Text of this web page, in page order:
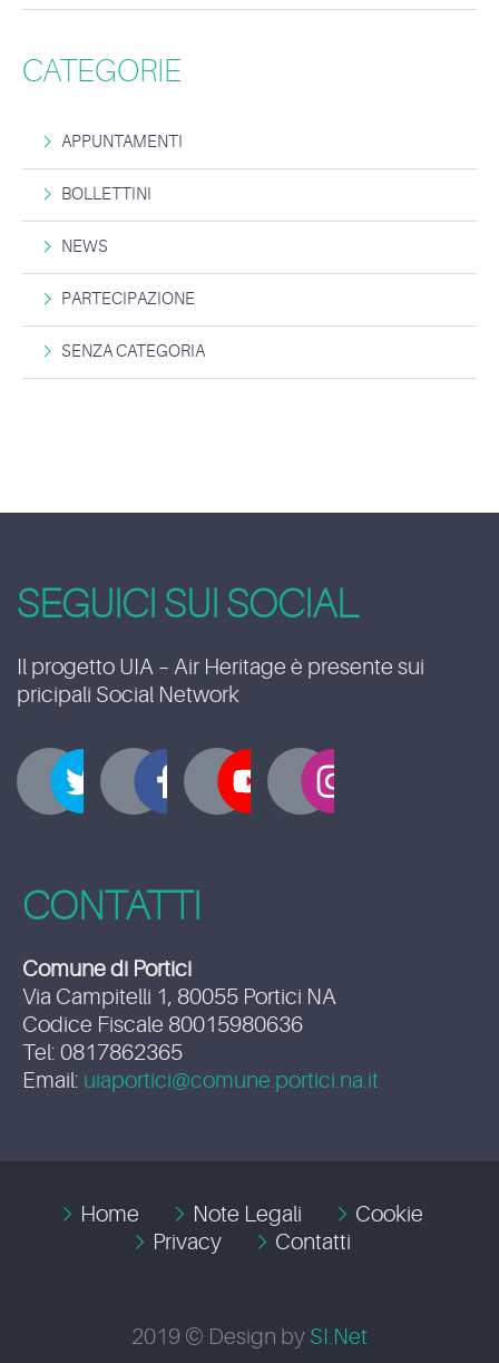
CATEGORIE
APPUNTAMENTI
BOLLETTINI
NEWS
PARTECIPAZIONE
SENZA CATEGORIA
SEGUICI SUI SOCIAL
Il progetto UIA – Air Heritage è presente sui
pricipali Social Network
CONTATTI
Comune di Portici
Via Campitelli 1, 80055 Portici NA
Codice Fiscale 80015980636
Tel: 0817862365
Email: uiaportici@comune.portici.na.it
Home Note Legali
Cookie
Privacy
Contatti
2019 © Design by SI.Net